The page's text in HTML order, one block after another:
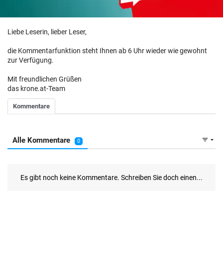
Liebe Leserin, lieber Leser,
die Kommentarfunktion steht Ihnen ab 6 Uhr wieder wie gewohnt
zur Verfügung.
Mit freundlichen Grüßen
das krone.at-Team